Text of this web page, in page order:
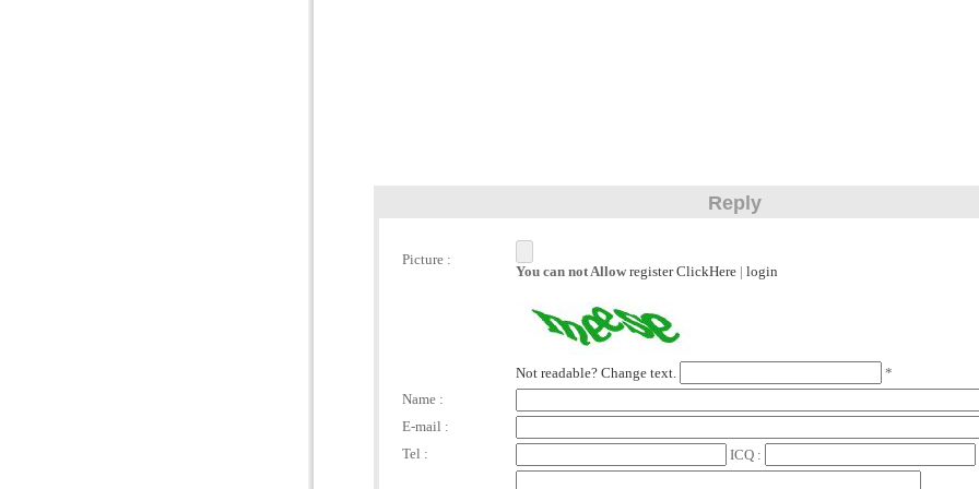
Reply
Picture :
You can not Allow register ClickHere| login
Not readable? Change text.
*
Name :
E-mail :
Tel :
ICQ :